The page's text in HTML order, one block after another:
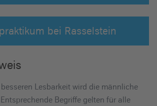
bei Rasselstein
Lesbarkeit wird die männliche
Begriffe gelten für alle